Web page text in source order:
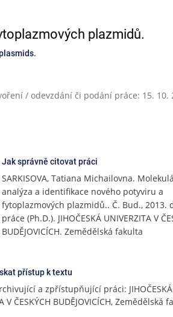
plazmidů.
/ odevzdání či podání práce: 15. 10.
Jak správně citovat práci
SARKISOVA, Tatiana Michailovna.
analýza a identifikace nového potyviru a
fytoplazmových plazmidů.. Č. Bud., 2013.
práce (Ph.D.). JIHOČESKÁ UNIVERZITA V
BUDĚJOVICÍCH. Zemědělská fakulta
přístup k textu
a zpřístupňující práci: JIHOČESKÁ
V ČESKÝCH BUDĚJOVICÍCH, Zemědělská